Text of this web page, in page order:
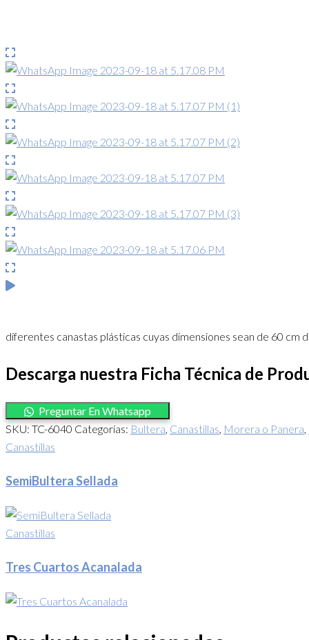
diferentes canastas plásticas cuyas dimensiones sean de 60
Descarga nuestra Ficha Técnica de
Preguntar En Whatsapp
SKU: TC-6040 Categorías: Bultera, Canastillas, Morera o Panera,
Canastillas
SemiBultera Sellada
Canastillas
Tres Cuartos Acanalada